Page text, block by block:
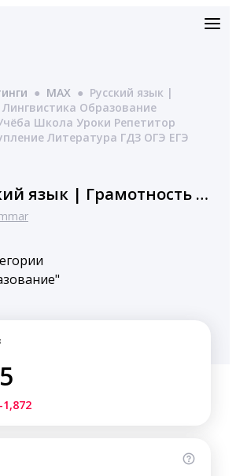
● MAX ● Русский язык |
Образование
Школа Уроки Репетитор
Литература ГДЗ ОГЭ ЕГЭ
Русский язык | Грамотность — Лингвистика Образование Саморазвитие Учёба Школа Уроки Репетитор Экзамены Поступление Литература ГДЗ ОГЭ ЕГЭ ВУЗ ВПР
-1,872